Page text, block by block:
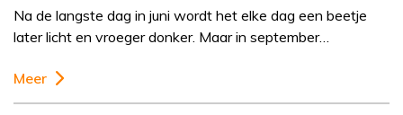
Na de langste dag in juni wordt het elke dag een beetje
later licht en vroeger donker. Maar in september…
Meer